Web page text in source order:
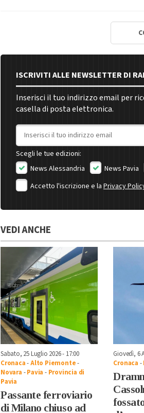
ISCRIVITI ALLE NEWSLETTER DI
Inserisci il tuo indirizzo email per
casella di posta elettronica.
Indirizzo email
Scegli le tue edizioni:
News Alessandria
News Pavia
Accetto l'iscrizione e la Privacy
VEDI ANCHE
Sabato, 25 Luglio 2026 - 17:00
Cronaca-Alto Piemonte-
Novara -Pavia - Provincia di
Pavia
Passante ferroviario
di Milano chiuso ad
Giovedì, 6
Cronaca -